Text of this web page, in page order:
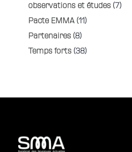
observations et études (7)
Pacte EMMA (11)
Partenaires (8)
Temps forts (38)